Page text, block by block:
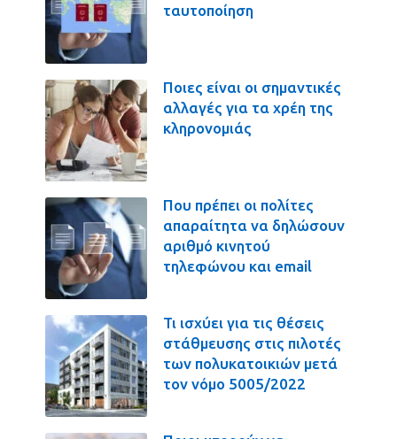
ταυτοποίηση
Ποιες είναι οι σημαντικές
αλλαγές για τα χρέη της
κληρονομιάς
Που πρέπει οι πολίτες
απαραίτητα να δηλώσουν
αριθμό κινητού
τηλεφώνου και email
Τι ισχύει για τις θέσεις
στάθμευσης στις πιλοτές
των πολυκατοικιών μετά
τον νόμο 5005/2022